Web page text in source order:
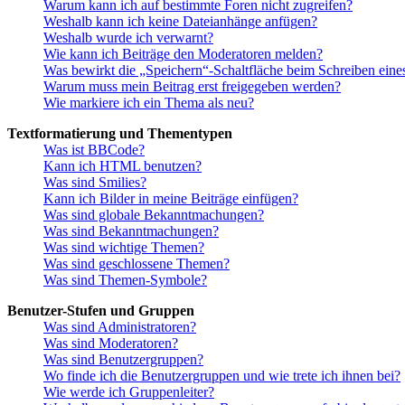
Warum kann ich auf bestimmte Foren nicht zugreifen?
Weshalb kann ich keine Dateianhänge anfügen?
Weshalb wurde ich verwarnt?
Wie kann ich Beiträge den Moderatoren melden?
Was bewirkt die „Speichern“-Schaltfläche beim Schreiben
Warum muss mein Beitrag erst freigegeben werden?
Wie markiere ich ein Thema als neu?
Textformatierung und Thementypen
Was ist BBCode?
Kann ich HTML benutzen?
Was sind Smilies?
Kann ich Bilder in meine Beiträge einfügen?
Was sind globale Bekanntmachungen?
Was sind Bekanntmachungen?
Was sind wichtige Themen?
Was sind geschlossene Themen?
Was sind Themen-Symbole?
Benutzer-Stufen und Gruppen
Was sind Administratoren?
Was sind Moderatoren?
Was sind Benutzergruppen?
Wo finde ich die Benutzergruppen und wie trete ich ihnen bei?
Wie werde ich Gruppenleiter?